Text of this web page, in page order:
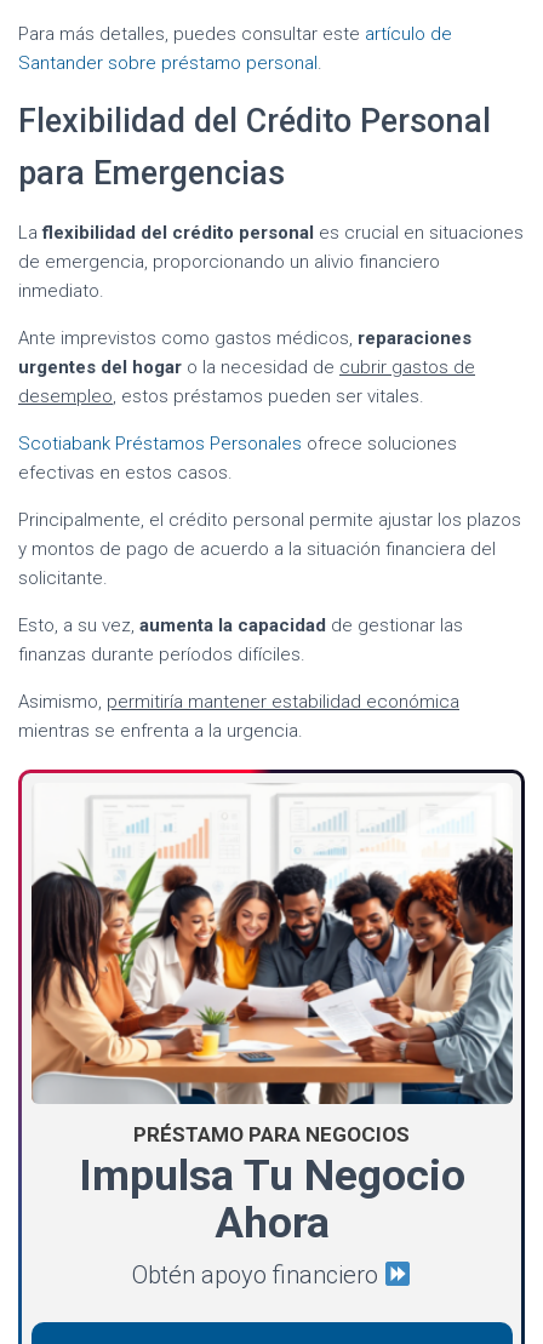
Para más detalles, puedes consultar este artículo de
Santander sobre préstamo personal .
Flexibilidad del Crédito Personal
para Emergencias
Laflexibilidad del crédito personal es crucial en situaciones
de emergencia, proporcionando un alivio financiero
inmediato.
Ante imprevistos como gastos médicos, reparaciones
urgentes del hogar o la necesidad de cubrir gastos de
desempleo, estos préstamos pueden ser vitales.
Scotiabank Préstamos Personales ofrece soluciones
efectivas en estos casos.
Principalmente, el crédito personal permite ajustar los plazos
y montos de pago de acuerdo a la situación financiera del
solicitante.
Esto, a su vez, aumenta la capacidad de gestionar las
finanzas durante períodos difíciles.
Asimismo, permitiría mantener estabilidad económica
mientras se enfrenta a la urgencia.
PRÉSTAMO PARA NEGOCIOS
Impulsa Tu Negocio
Ahora
Obtén apoyo financiero